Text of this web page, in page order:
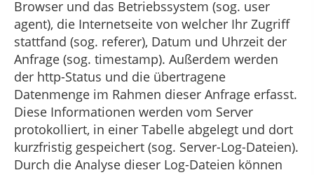
Browser und das Betriebssystem (sog. user
agent), die Internetseite von welcher Ihr Zugriff
stattfand (sog. referer), Datum und Uhrzeit der
Anfrage (sog. timestamp). Außerdem werden
der http-Status und die übertragene
Datenmenge im Rahmen dieser Anfrage erfasst.
Diese Informationen werden vom Server
protokolliert, in einer Tabelle abgelegt und dort
kurzfristig gespeichert (sog. Server-Log-Dateien).
Durch die Analyse dieser Log-Dateien können